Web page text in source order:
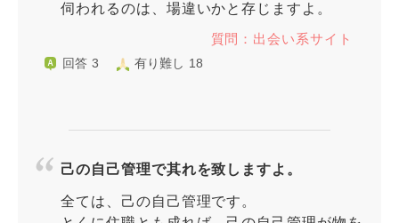
伺われるのは、場違いかと存じますよ。
質問：出会い系サイト
回答 3 有り難し 18
己の自己管理で其れを致しますよ。
全ては、己の自己管理です。